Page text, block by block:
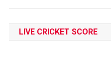
LIVE CRICKET SCORE